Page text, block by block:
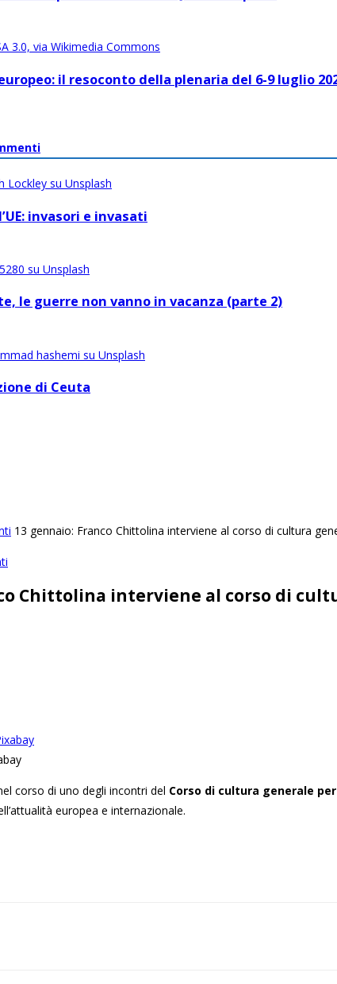
il resoconto della plenaria del 6-9 luglio
invasori e invasati
le guerre non vanno in vacanza (parte 2)
di Ceuta
13 gennaio: Franco Chittolina interviene al corso di cultura
Chittolina interviene al corso di
corso di uno degli incontri del Corso di cultura generale
europea e internazionale.